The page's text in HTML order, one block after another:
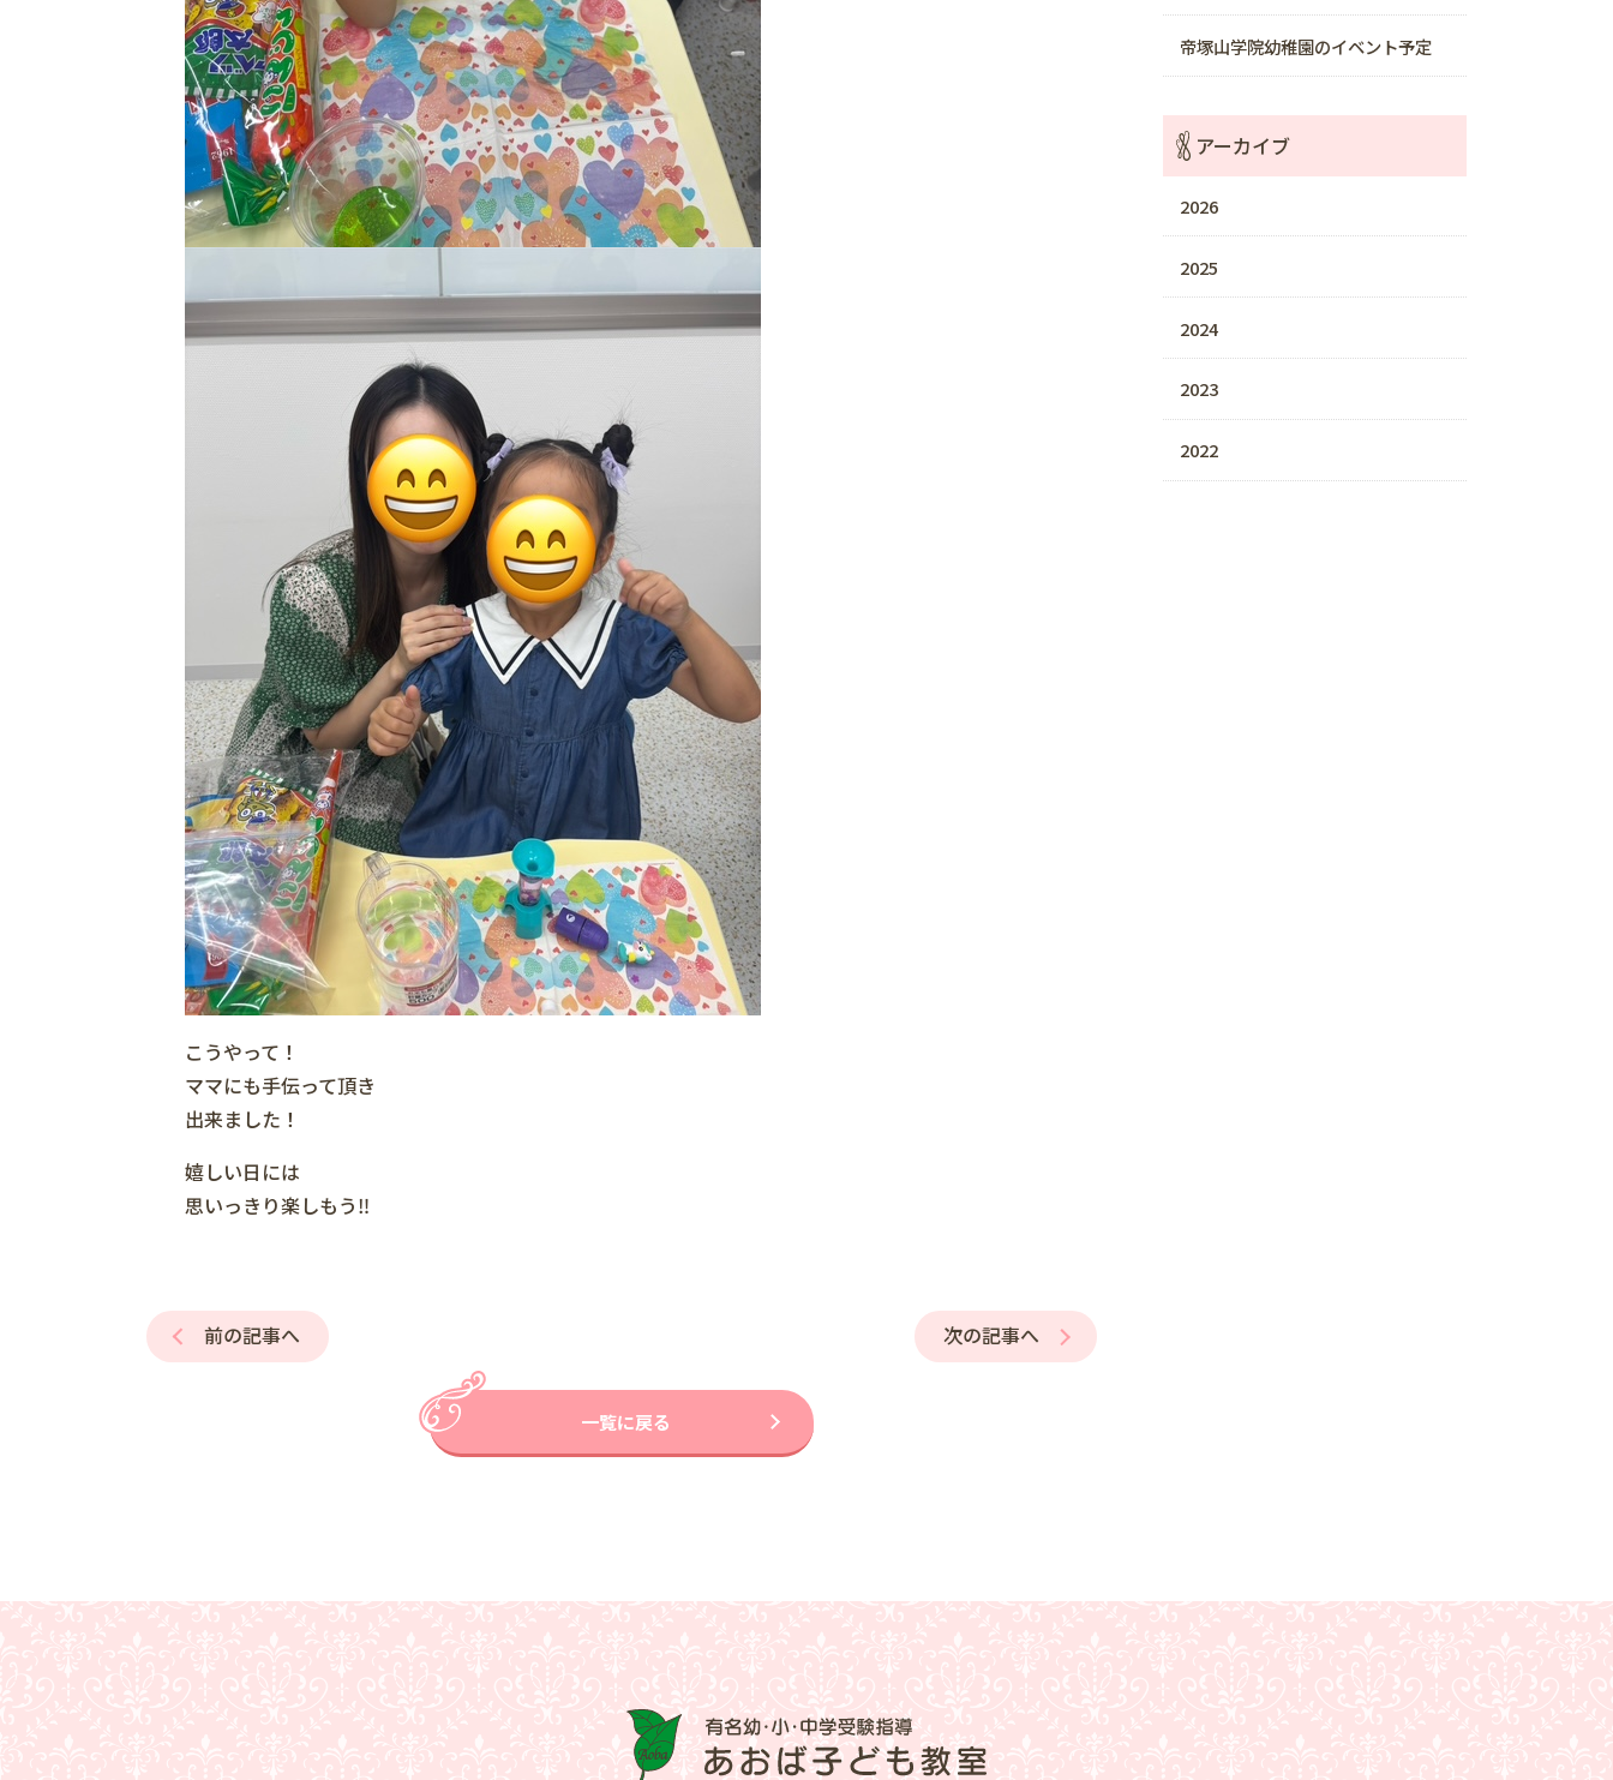
こうやって！
ママにも手伝って頂き
出来ました！
嬉しい日には
思いっきり楽しもう‼️
次の記事へ
前の記事へ
一覧に戻る
帝塚山学院幼稚園のイベント予定
アーカイブ
2026
2025
2024
2023
2022